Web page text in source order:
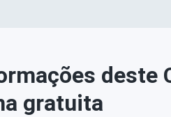
deste
gratuita